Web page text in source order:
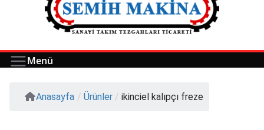
Menü
Anasayfa / Ürünler / ikinciel kalıpçı freze